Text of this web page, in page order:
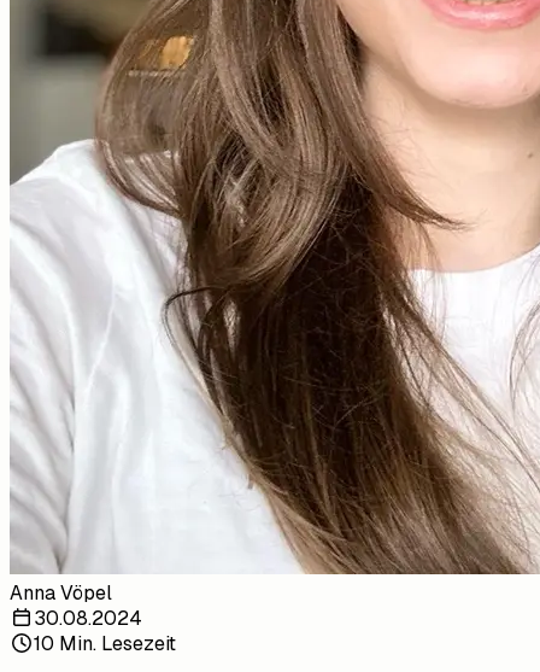
Anna Vöpel
30.08.2024
10 Min. Lesezeit